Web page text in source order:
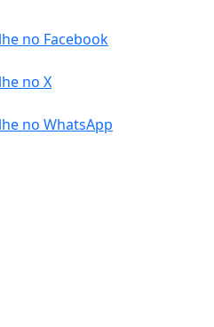
no Facebook
no X
no WhatsApp